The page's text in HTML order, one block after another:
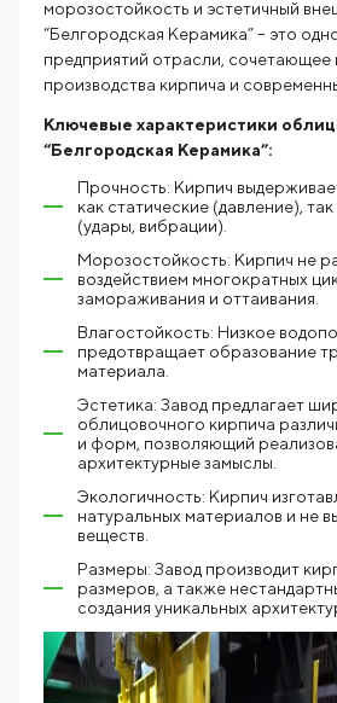
морозостойкость и эстетичный
“Белгородская Керамика” – это
предприятий отрасли, сочетающее
производства кирпича и
Ключевые характеристики
“Белгородская Керамика”:
Прочность: Кирпич
как статические (давление),
(удары, вибрации).
Морозостойкость: Кирпич не
воздействием многократных
замораживания и оттаивания.
Влагостойкость: Низкое
предотвращает образование
материала.
Эстетика: Завод предлагает
облицовочного кирпича
и форм, позволяющий
архитектурные замыслы.
Экологичность: Кирпич
натуральных материалов и не
веществ.
Размеры: Завод производит
размеров, а также
создания уникальных